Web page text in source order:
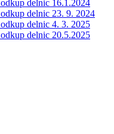
delnic 16.1.2024
delnic 23. 9. 2024
delnic 4. 3. 2025
delnic 20.5.2025